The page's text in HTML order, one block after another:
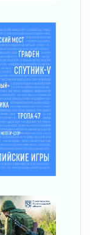
пока не
год
рождения